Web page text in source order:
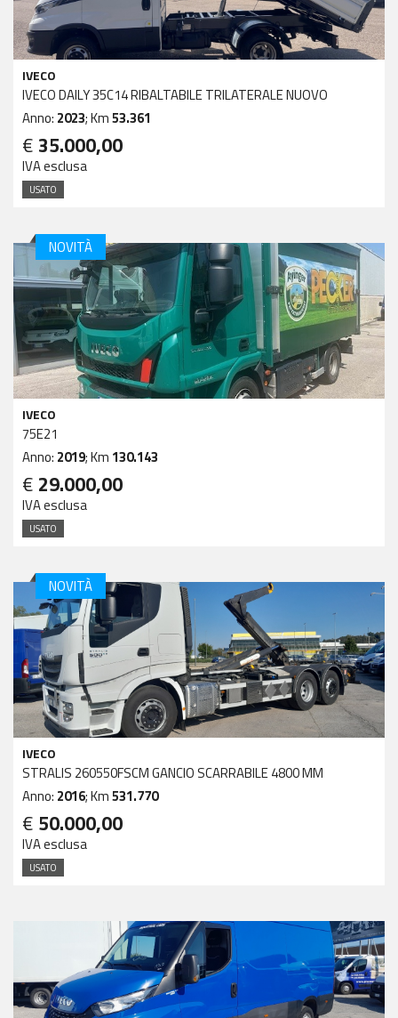
IVECO
IVECO DAILY 35C14 RIBALTABILE TRILATERALE NUOVO
Anno: 2023; Km53.361
€ 35.000,00
IVA esclusa
USATO
NOVITÀ
IVECO
75E21
Anno: 2019; Km 130.143
€ 29.000,00
IVA esclusa
USATO
NOVITÀ
IVECO
STRALIS 260550FSCM GANCIO SCARRABILE 4800 MM
Anno: 2016; Km531.770
€ 50.000,00
IVA esclusa
USATO